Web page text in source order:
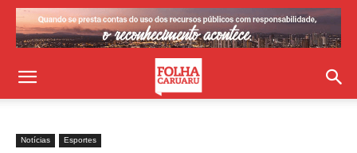
Notícias Esportes